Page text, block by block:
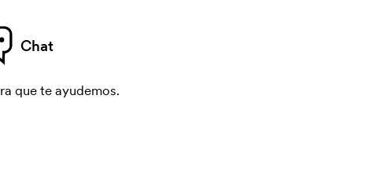
Chat
que te ayudemos.